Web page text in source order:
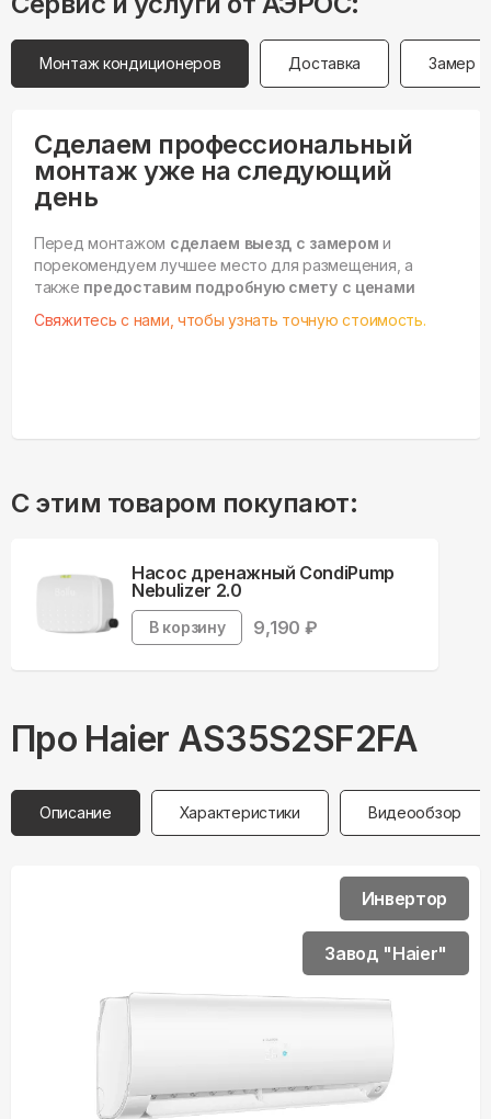
Монтаж кондиционеров Доставка Замер
Сделаем профессиональный
монтаж уже на следующий
день
Перед монтажом сделаем выезд с замером и
порекомендуем лучшее место для размещения, а
также предоставим подробную смету с ценами
Свяжитесь с нами, чтобы узнать точную стоимость.
С этим товаром покупают:
Насос дренажный CondiPump
Nebulizer 2.0
В корзину 9,190 ₽
Про Haier AS35S2SF2FA
Описание Характеристики Видеообзор
Инвертор
Завод "Haier"